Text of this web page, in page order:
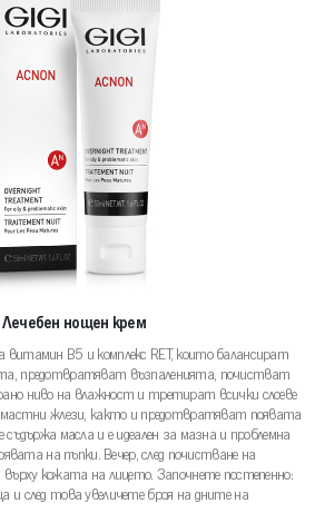
Лечебен нощен крем
В5 и комплекс RET, които балансират
предотвратяват възпаленията, почистват
ниво на влажност и третират всички слоеве
жлези, както и предотвратяват появата
масла и е идеален за мазна и проблемна
на пъпки. Вечер, след почистване на
кожата на лицето. Започнете постепенно:
и след това увеличете броя на дните на